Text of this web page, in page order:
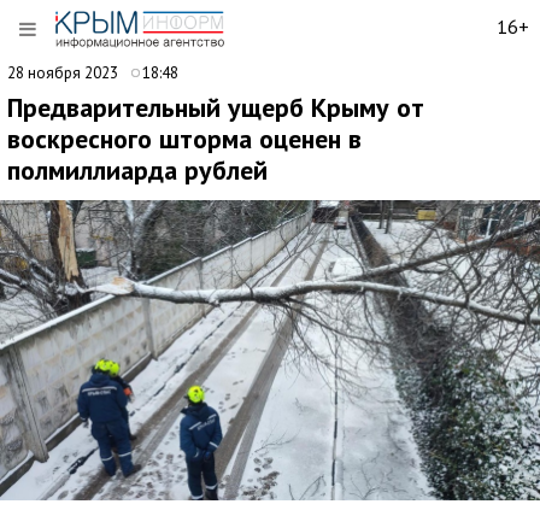
16+
28 ноября 2023 18:48
Предварительный ущерб Крыму от
воскресного шторма оценен в
полмиллиарда рублей